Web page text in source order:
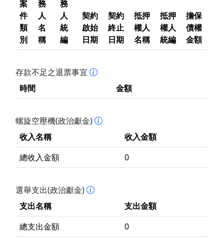
案
件
類
別
務
人
名
稱
務
人
統
編
契約
啟始
日期
契約
終止
日期
抵押
權人
名稱
抵押
權人
統編
擔保
債權
金額
存款不足之退票事宜
時間
金額
螺旋空壓機(政治獻金)
收入名稱
收入金額
總收入金額
0
選舉支出(政治獻金)
支出名稱
支出金額
總支出金額
0